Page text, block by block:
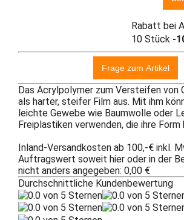
Rabatt bei
10 Stück -
Das Acrylpolymer zum Versteifen von
als harter, steifer Film aus. Mit ihm
leichte Gewebe wie Baumwolle oder
Freiplastiken verwenden, die ihre Form
Inland-Versandkosten ab 100,-€ inkl.
Auftragswert soweit hier oder in der
nicht anders angegeben: 0,00 €
Durchschnittliche Kundenbewertung